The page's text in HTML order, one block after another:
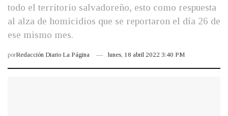
todo el territorio salvadoreño, esto como respuesta
al alza de homicidios que se reportaron el día 26 de
ese mismo mes.
porRedacción Diario La Página lunes, 18 abril 2022 3:40 PM